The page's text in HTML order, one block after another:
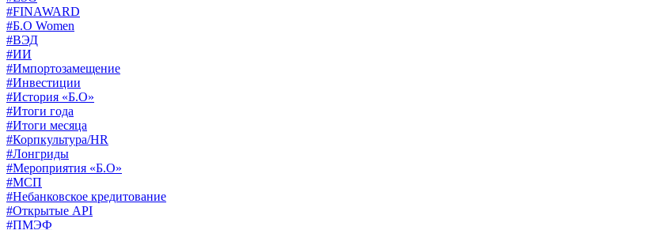
#FINAWARD
#Б.О Women
#ВЭД
#ИИ
#Импортозамещение
#Инвестиции
#История «Б.О»
#Итоги года
#Итоги месяца
#Корпкультура/HR
#Лонгриды
#Мероприятия «Б.О»
#МСП
#Небанковское кредитование
#Открытые API
#ПМЭФ